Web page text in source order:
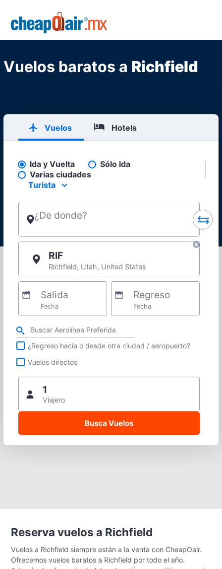
Skip to main content
Vuelos baratos a Richfield
Vuelos Hotels
Pick your flight type
Ida y Vuelta
Sólo Ida
Varias ciudades
Select your preferred seating class.
Turista
¿De donde?
RIF
Richfield, Utah, United States
Salida
Fecha
Regreso
Fecha
Refina tu búsqueda por aerolínea, ciudad o aeropuerto o vuelos directos
¿Regreso hacia o desde otra ciudad / aeropuerto?
Vuelos directos
1
Viajero
Reserva vuelos a Richfield
Vuelos a Richfield siempre están a la venta con CheapOair.
Ofrecemos vuelos baratos a Richfield por todo el año.